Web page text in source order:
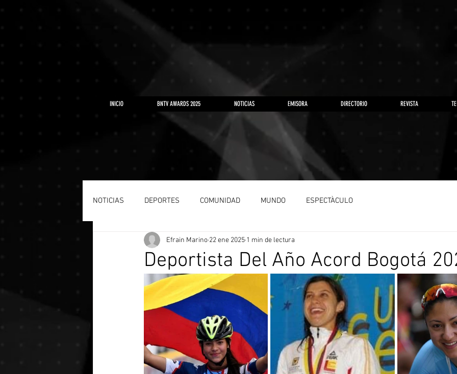
INICIO BNTV AWARDS 2025 NOTICIAS EMISORA DIRECTORIO REVISTA
NOTICIAS DEPORTES COMUNIDAD MUNDO ESPECTÀCULO
Deportista Del Año Acord Bogotá
Efrain Marino 22 ene 2025 1 min de lectura